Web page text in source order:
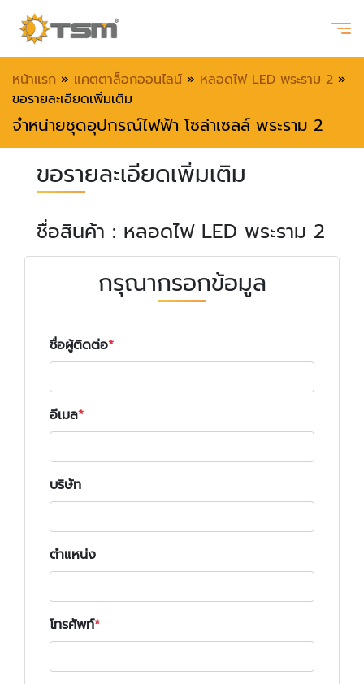
หน้าแรก » แคตตาล็อกออนไลน์ » หลอดไฟ LED พระราม 2 »
ขอรายละเอียดเพิ่มเติม
จำหน่ายชุดอุปกรณ์ไฟฟ้า โซล่าเซลล์ พระราม 2
ขอรายละเอียดเพิ่มเติม
ชื่อสินค้า : หลอดไฟ LED พระราม 2
กรุณากรอกข้อมูล
ชื่อผู้ติดต่อ
อีเมล
บริษัท
ตำแหน่ง
โทรศัพท์